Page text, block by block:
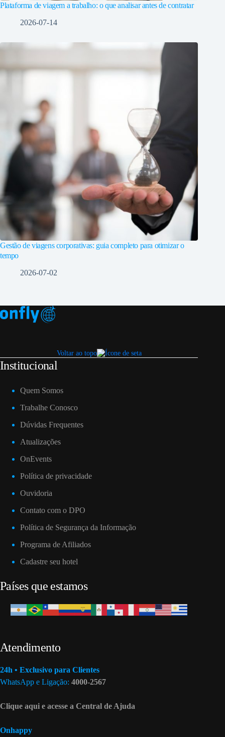
Plataforma de viagem a trabalho: o que analisar antes de contratar
2026-07-14
Gestão de viagens corporativas: guia completo para otimizar o
tempo
2026-07-02
Voltar ao topo
Institucional
Quem Somos
Trabalhe Conosco
Dúvidas Frequentes
Atualizações
OnEvents
Política de privacidade
Ouvidoria
Contato com o DPO
Política de Segurança da Informação
Programa de Afiliados
Cadastre seu hotel
Países que estamos
Atendimento
24h • Exclusivo para Clientes
WhatsApp e Ligação: 4000-2567
Clique aqui e acesse a Central de Ajuda
Onhappy